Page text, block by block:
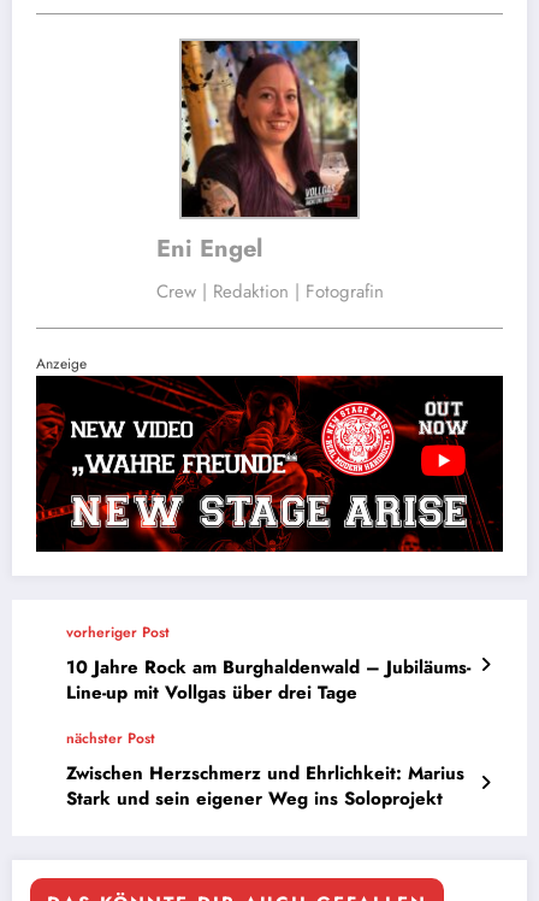
Eni Engel
Crew | Redaktion | Fotografin
Anzeige
vorheriger Post
10 Jahre Rock am Burghaldenwald – Jubiläums-
Line-up mit Vollgas über drei Tage
nächster Post
Zwischen Herzschmerz und Ehrlichkeit: Marius
Stark und sein eigener Weg ins Soloprojekt